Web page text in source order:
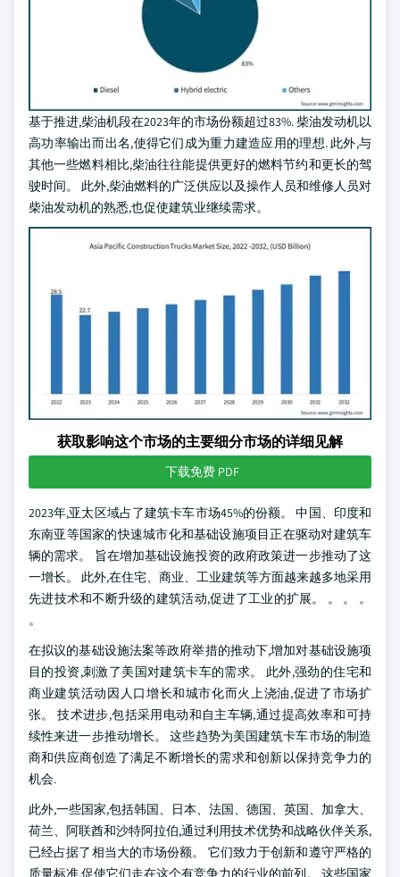
基于推进,柴油机段在2023年的市场份额超过83%. 柴油发动机以
高功率输出而出名,使得它们成为重力建造应用的理想. 此外,与
其他一些燃料相比,柴油往往能提供更好的燃料节约和更长的驾
驶时间。 此外,柴油燃料的广泛供应以及操作人员和维修人员对
柴油发动机的熟悉,也促使建筑业继续需求。
获取影响这个市场的主要细分市场的详细见解
下载免费 PDF
2023年,亚太区域占了建筑卡车市场45%的份额。 中国、印度和
东南亚等国家的快速城市化和基础设施项目正在驱动对建筑车
辆的需求。 旨在增加基础设施投资的政府政策进一步推动了这
一增长。 此外,在住宅、商业、工业建筑等方面越来越多地采用
先进技术和不断升级的建筑活动,促进了工业的扩展。
。 。 。
。
在拟议的基础设施法案等政府举措的推动下,增加对基础设施项
目的投资,刺激了美国对建筑卡车的需求。 此外,强劲的住宅和
商业建筑活动因人口增长和城市化而火上浇油,促进了市场扩
张。 技术进步,包括采用电动和自主车辆,通过提高效率和可持
续性来进一步推动增长。 这些趋势为美国建筑卡车市场的制造
商和供应商创造了满足不断增长的需求和创新以保持竞争力的
机会.
此外,一些国家,包括韩国、日本、法国、德国、英国、加拿大、
荷兰、阿联酋和沙特阿拉伯,通过利用技术优势和战略伙伴关系,
已经占据了相当大的市场份额。 它们致力于创新和遵守严格的
质量标准,促使它们走在这个有竞争力的行业的前列。 这些国家